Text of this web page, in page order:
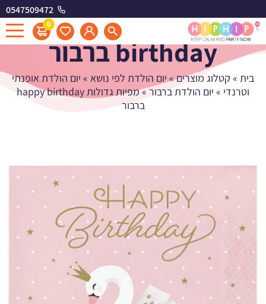
0547509472
0
מפיות גדולות happy
birthday ברבור
בית » קטלוג מוצרים»יום הולדת לפי נושא » יום הולדת אופנתי
וטרנדי » יום הולדת ברבור»
מפיות גדולות happy birthday
ברבור